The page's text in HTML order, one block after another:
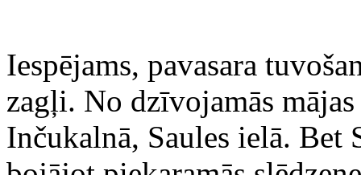
Iespējams, pavasara
zagļi. No dzīvojamās
Inčukalnā, Saules ielā. Bet